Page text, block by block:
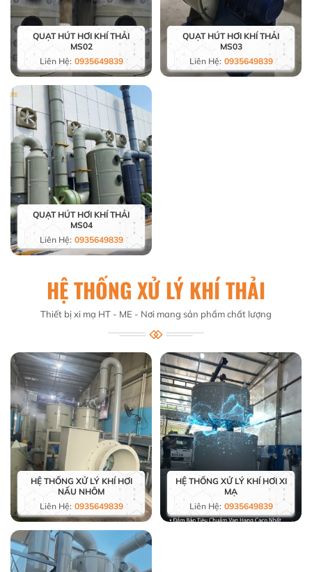
QUẠT HÚT HƠI KHÍ THẢI
MS02
Liên Hệ: 0935649839
QUẠT HÚT HƠI KHÍ THẢI
MS03
Liên Hệ: 0935649839
QUẠT HÚT HƠI KHÍ THẢI
MS04
Liên Hệ: 0935649839
HỆ THỐNG XỬ LÝ KHÍ THẢI
Thiết bị xi mạ HT - ME - Nơi mang sản phẩm chất lượng
HỆ THỐNG XỬ LÝ KHÍ HƠI
NẤU NHÔM
Liên Hệ: 0935649839
HỆ THỐNG XỬ LÝ KHÍ HƠI XI
MẠ
Liên Hệ: 0935649839